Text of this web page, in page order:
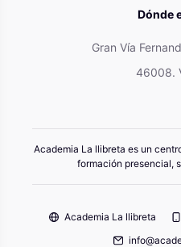
Dónde
Gran Vía
46008.
Academia La llibreta es un
formación presencial,
Academia La llibreta